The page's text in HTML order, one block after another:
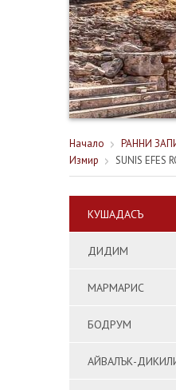
Начало РАННИ
Измир
SUNIS EFES
КУШАДАСЪ
ДИДИМ
МАРМАРИС
БОДРУМ
АЙВАЛЪК-